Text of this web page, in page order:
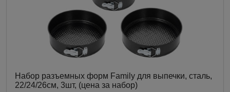
Набор разъемных форм Family для выпечки, сталь,
22/24/26см, 3шт, (цена за набор)